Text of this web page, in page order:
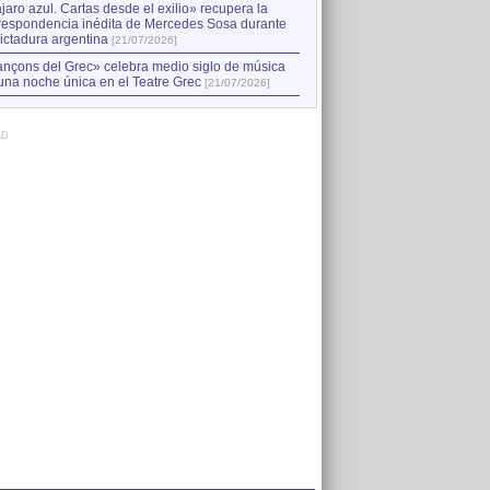
azul. Cartas desde el exilio» recupera la
inédita de Mercedes Sosa durante
argentina [21/07/2026]
del Grec» celebra medio siglo de música
noche única en el Teatre Grec [21/07/2026]